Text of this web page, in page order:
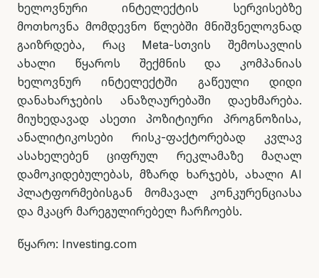
ხელოვნური ინტელექტის სერვისებზე
მოთხოვნა მომდევნო წლებში მნიშვნელოვნად
გაიზრდება, რაც Meta-სთვის შემოსავლის
ახალი წყაროს შექმნის და კომპანიას
ხელოვნურ ინტელექტში გაწეული დიდი
დანახარჯების ანაზღაურებაში დაეხმარება.
მიუხედავად ასეთი პოზიტიური პროგნოზისა,
ანალიტიკოსები რისკ-ფაქტორებად კვლავ
ასახელებენ ციფრულ რეკლამაზე მაღალ
დამოკიდებულებას, მზარდ ხარჯებს, ახალი AI
პლატფორმებისგან მომავალ კონკურენციასა
და მკაცრ მარეგულირებელ ჩარჩოებს.
წყარო: Investing.com